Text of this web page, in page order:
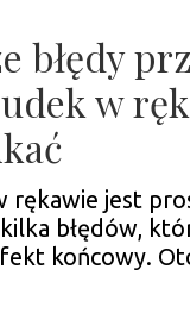
błędy
w
rękawie jest
błędów,
końcowy.